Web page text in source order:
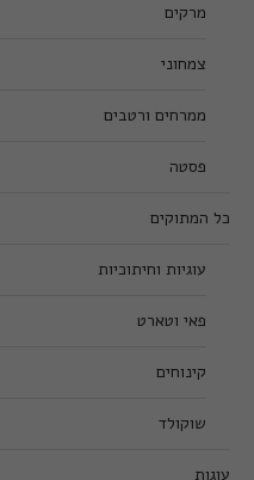
מרקים
צמחוני
ממרחים ורטבים
פסטה
כל המתוקים
עוגיות וחיתוכיות
פאי וטארט
קינוחים
שוקולד
עוגות